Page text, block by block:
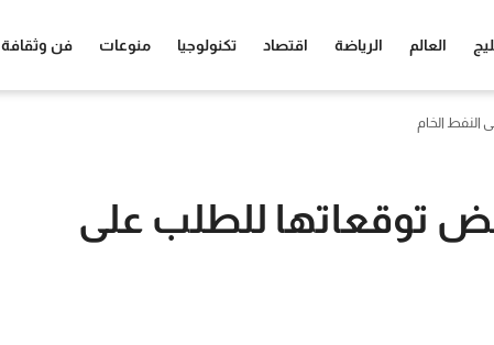
العالم الرياضة اقتصاد تكنولوجيا منوعات فن وثقافة
النفط الخام
توقعاتها للطلب على